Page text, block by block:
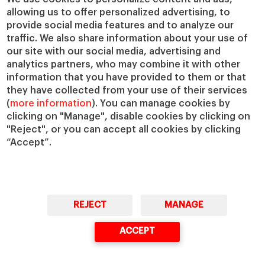
allowing us to offer personalized advertising, to
provide social media features and to analyze our
traffic. We also share information about your use of
our site with our social media, advertising and
analytics partners, who may combine it with other
information that you have provided to them or that
they have collected from your use of their services
(more information). You can manage cookies by
clicking on "Manage", disable cookies by clicking on
"Reject", or you can accept all cookies by clicking
“Accept”.
REJECT MANAGE
ACCEPT
IESE Insight
IESE Publishing
Colabora con el IESE
Servicios
Biblioteca
Canal de Compliance
Capellanía
IESE Shop
Jobs @IESE
Préstamos y becas
© Copyright, 2026. IESE Business School | University of Navarra
Cookies Ciberseguridad